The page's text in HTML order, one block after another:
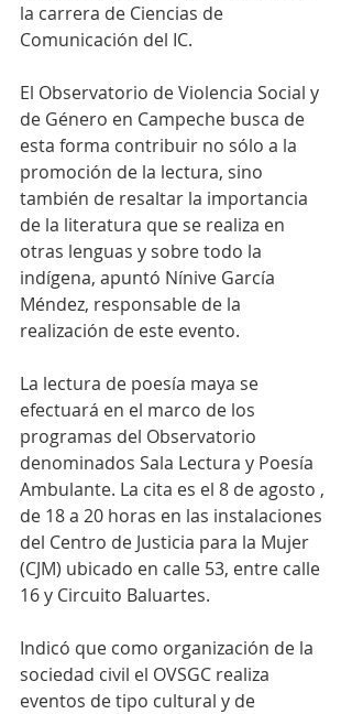
la carrera de Ciencias de
Comunicación del IC.
El Observatorio de Violencia Social y
de Género en Campeche busca de
esta forma contribuir no sólo a la
promoción de la lectura, sino
también de resaltar la importancia
de la literatura que se realiza en
otras lenguas y sobre todo la
indígena, apuntó Nínive García
Méndez, responsable de la
realización de este evento.
La lectura de poesía maya se
efectuará en el marco de los
programas del Observatorio
denominados Sala Lectura y Poesía
Ambulante. La cita es el 8 de agosto ,
de 18 a 20 horas en las instalaciones
del Centro de Justicia para la Mujer
(CJM) ubicado en calle 53, entre calle
16 y Circuito Baluartes.
Indicó que como organización de la
sociedad civil el OVSGC realiza
eventos de tipo cultural y de